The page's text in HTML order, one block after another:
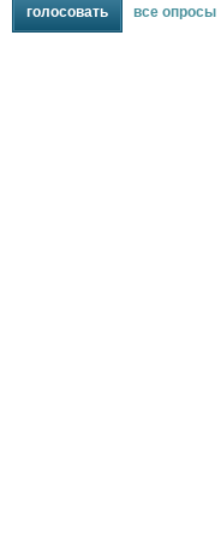
все опросы